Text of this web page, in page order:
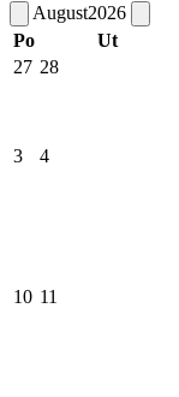
August2026
Po
Ut
27 28
3 4
10 11